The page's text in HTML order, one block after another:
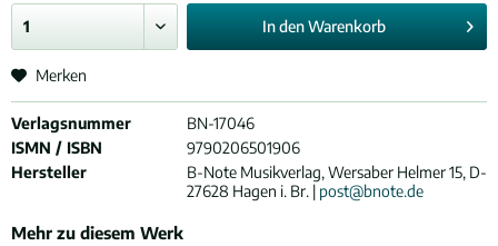
In denWarenkorb
Merken
Verlagsnummer
BN-17046
ISMN / ISBN
9790206501906
Hersteller
B-Note Musikverlag, Wersaber Helmer 15, D-
27628 Hagen i. Br. | post@bnote.de
Mehr zu diesem Werk